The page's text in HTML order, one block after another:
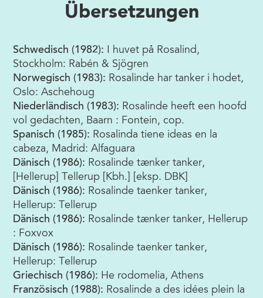
Übersetzungen
Schwedisch (1982): I huvet på Rosalind,
Stockholm: Rabén & Sjögren
Norwegisch (1983): Rosalinde har tanker i hodet,
Oslo: Aschehoug
Niederländisch (1983): Rosalinde heeft een hoofd
vol gedachten, Baarn : Fontein, cop.
Spanisch (1985): Rosalinda tiene ideas en la
cabeza, Madrid: Alfaguara
Dänisch (1986): Rosalinde tænker tanker,
[Hellerup] Tellerup [Kbh.] [eksp. DBK]
Dänisch (1986): Rosalinde taenker tanker,
Hellerup: Tellerup
Dänisch (1986): Rosalinde tænker tanker, Hellerup
: Foxvox
Dänisch (1986): Rosalinde taenker tanker,
Hellerup: Tellerup
Griechisch (1986): He rodomelia, Athens
Französisch (1988): Rosalinde a des idées plein la